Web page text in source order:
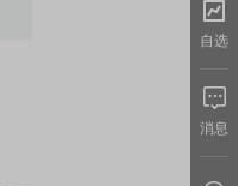
自选
消息